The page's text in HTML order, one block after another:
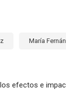
María
efectos e